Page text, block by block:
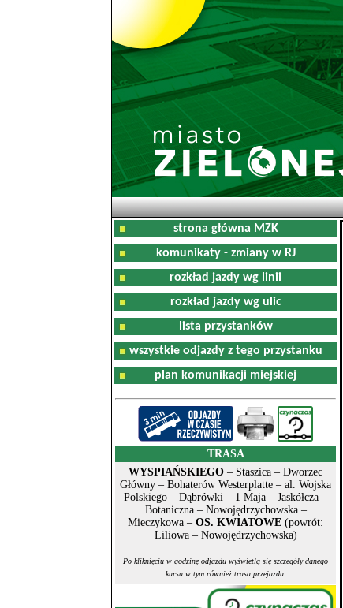
strona główna MZK
komunikaty - zmiany w RJ
rozkład jazdy wg linii
rozkład jazdy wg ulic
lista przystanków
wszystkie odjazdy z tego przystanku
plan komunikacji miejskiej
TRASA
WYSPIAŃSKIEGO – Staszica – Dworzec
Główny – Bohaterów Westerplatte – al. Wojska
Polskiego – Dąbrówki – 1 Maja – Jaskółcza –
Botaniczna – Nowojędrzychowska –
Mieczykowa – OS. KWIATOWE (powrót:
Liliowa – Nowojędrzychowska)
Po kliknięciu w godzinę odjazdu wyświetlą się szczegóły danego
kursu w tym również trasa przejazdu.